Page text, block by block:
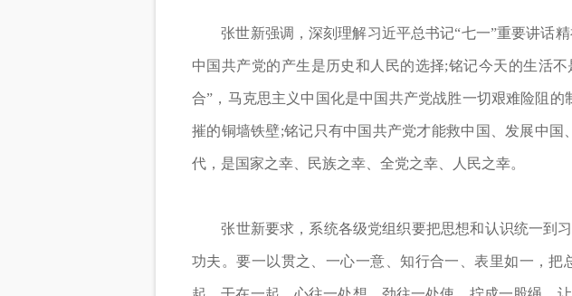
张世新强调，深刻理解习近平总书记“七一”重要讲话精
中国共产党的产生是历史和人民的选择;铭记今天的生活
合”，马克思主义中国化是中国共产党战胜一切艰难险阻
摧的铜墙铁壁;铭记只有中国共产党才能救中国、发展中
代，是国家之幸、民族之幸、全党之幸、人民之幸。
张世新要求，系统各级党组织要把思想和认识统一到习
功夫。要一以贯之、一心一意、知行合一、表里如一，